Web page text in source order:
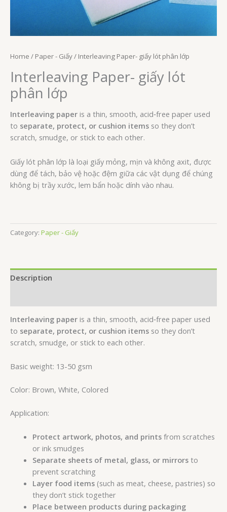
Home / Paper - Giấy/ Interleaving Paper- giấy lót phân lớp
Interleaving Paper- giấy lót
phân lớp
Interleaving paper is a thin, smooth, acid‑free paper used
to separate, protect, or cushion items so they don’t
scratch, smudge, or stick to each other.
Giấy lót phân lớp là loại giấy mỏng, mịn và không axit, được
dùng để tách, bảo vệ hoặc đệm giữa các vật dụng để chúng
không bị trầy xước, lem bẩn hoặc dính vào nhau.
Category: Paper - Giấy
Description
Interleaving paper is a thin, smooth, acid‑free paper used
to separate, protect, or cushion items so they don’t
scratch, smudge, or stick to each other.
Basic weight: 13-50 gsm
Color: Brown, White, Colored
Application:
Protect artwork, photos, and printsfrom scratches
or ink smudges
Separate sheets of metal, glass, or mirrorsto
prevent scratching
Layer food items(such as meat, cheese, pastries) so
they don’t stick together
Place between products during packaging